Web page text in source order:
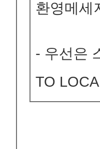
환영메세
- 우선은
TO